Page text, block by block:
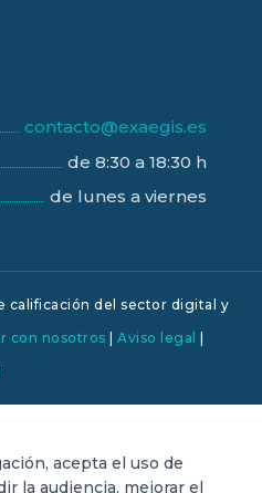
contacto@exaegis.es
de 8:30 a 18:30 h
de lunes a viernes
calificación del sector digital y
con nosotros | Aviso legal |
acepta el uso de
la audiencia, mejorar el